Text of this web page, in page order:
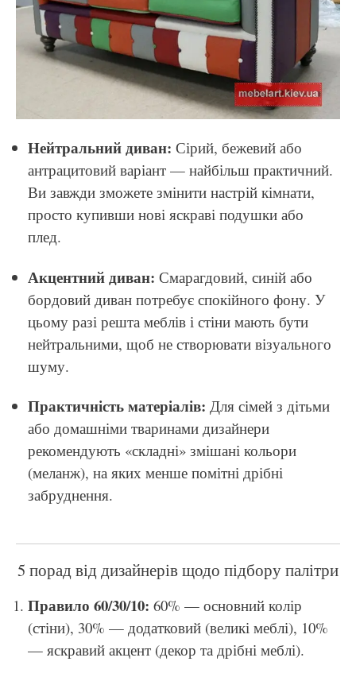
Нейтральний диван: Сірий, бежевий або
антрацитовий варіант — найбільш практичний.
Ви завжди зможете змінити настрій кімнати,
просто купивши нові яскраві подушки або
плед.
Акцентний диван: Смарагдовий, синій або
бордовий диван потребує спокійного фону. У
цьому разі решта меблів і стіни мають бути
нейтральними, щоб не створювати візуального
шуму.
Практичність матеріалів: Для сімей з дітьми
або домашніми тваринами дизайнери
рекомендують «складні» змішані кольори
(меланж), на яких менше помітні дрібні
забруднення.
5 порад від дизайнерів щодо підбору палітри
Правило 60/30/10: 60% — основний колір
(стіни), 30% — додатковий (великі меблі), 10%
— яскравий акцент (декор та дрібні меблі).